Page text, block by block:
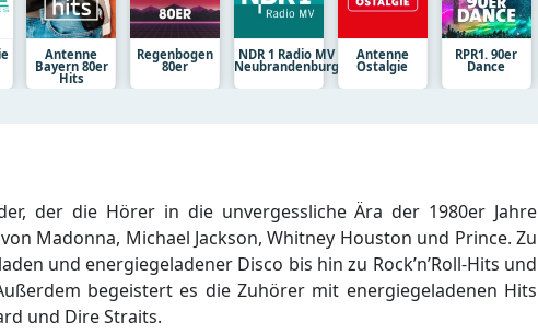
Antenne
Bayern 80er
Hits
Regenbogen
80er
NDR 1 Radio MV
Neubrandenburg
Antenne
Ostalgie
RPR1. 90er
Dance
der die Hörer in die unvergessliche Ära der 1980er Jahre
Madonna, Michael Jackson, Whitney Houston und Prince. Zu
und energiegeladener Disco bis hin zu Rock’n’Roll-Hits und
begeistert es die Zuhörer mit energiegeladenen Hits
und Dire Straits.